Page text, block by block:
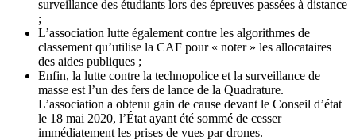
surveillance des étudiants lors des épreuves passées à distance
;
L’association lutte également contre les algorithmes de
classement qu’utilise la CAF pour « noter » les allocataires
des aides publiques ;
Enfin, la lutte contre la technopolice et la surveillance de
masse est l’un des fers de lance de la Quadrature.
L’association a obtenu gain de cause devant le Conseil d’état
le 18 mai 2020, l’État ayant été sommé de cesser
immédiatement les prises de vues par drones.